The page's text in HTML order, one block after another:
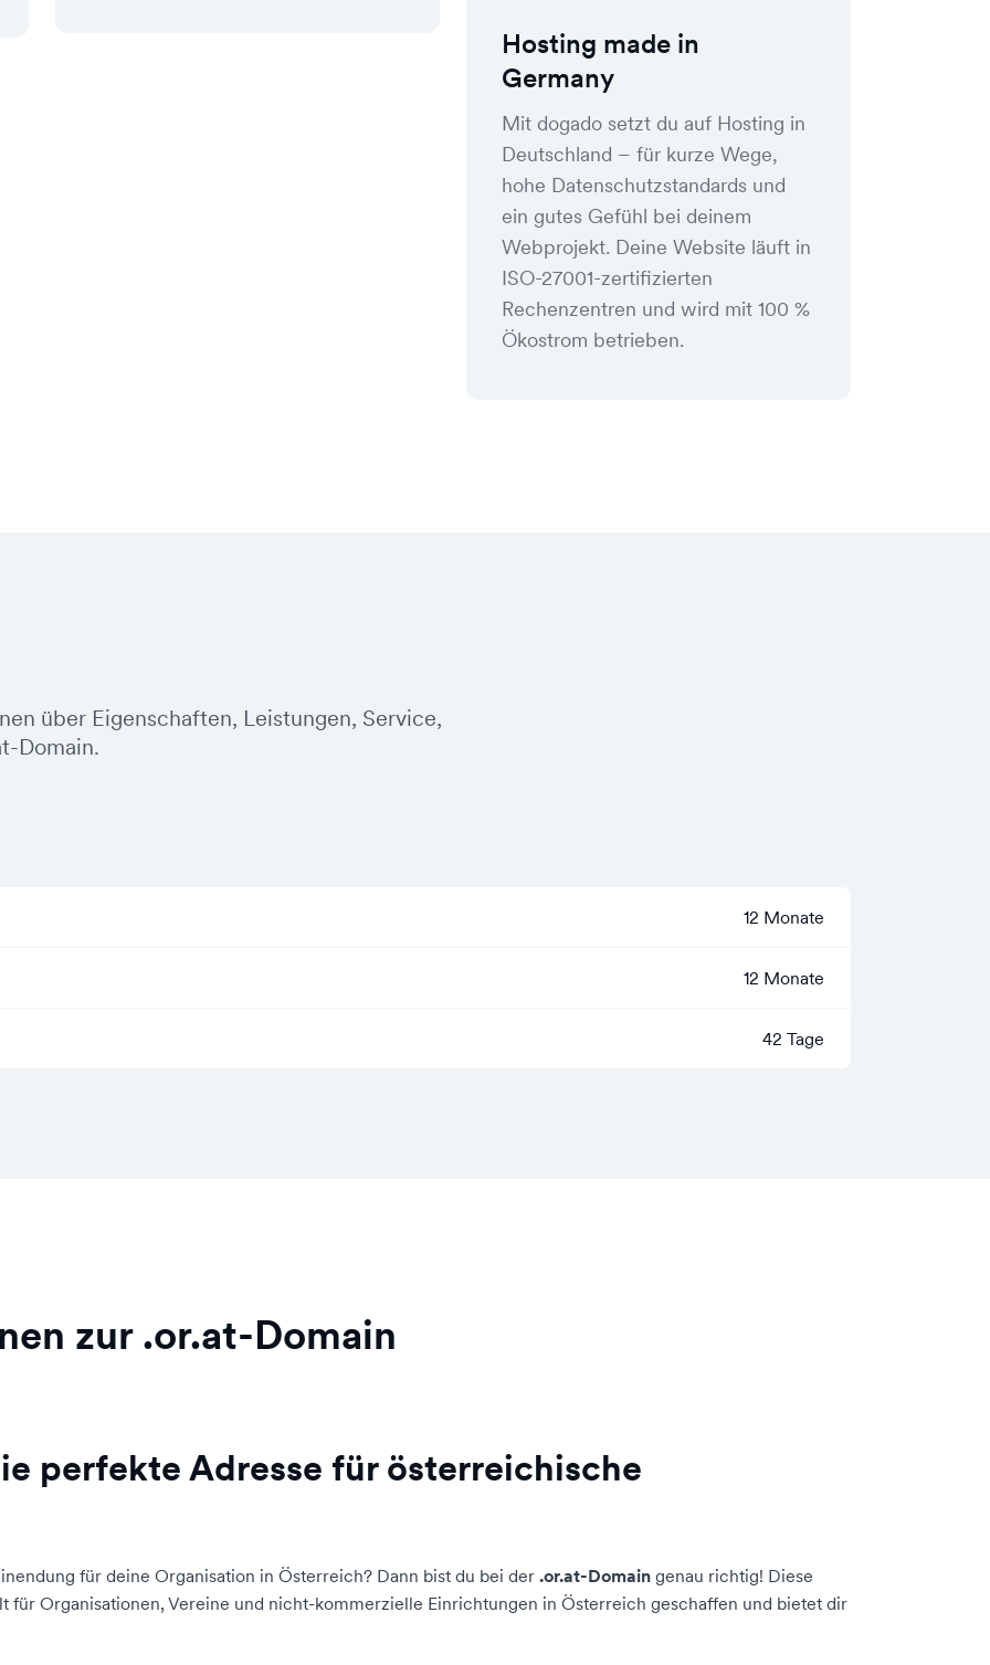
Hosting made in
Germany
Mit dogado setzt du auf Hosting in
Deutschland – für kurze Wege,
hohe Datenschutzstandards und
ein gutes Gefühl bei deinem
Webprojekt. Deine Website läuft in
ISO-27001-zertifizierten
Rechenzentren und wird mit 100 %
Ökostrom betrieben.
über Eigenschaften, Leistungen, Service,
Domain.
12 Monate
12 Monate
42 Tage
zur .or.at-Domain
perfekte Adresse für österreichische
für deine Organisation in Österreich? Dann bist du bei der .or.at-Domain genau richtig! Diese
für Organisationen, Vereine und nicht-kommerzielle Einrichtungen in Österreich geschaffen und bietet dir